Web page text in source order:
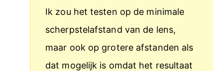
Ik zou het testen op de minimale
scherpstelafstand van de lens,
maar ook op grotere afstanden als
dat mogelijk is omdat het resultaat